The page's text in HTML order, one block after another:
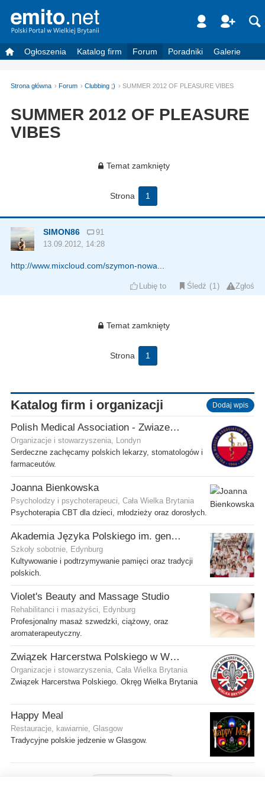
Ogłoszenia Katalog firm Forum Poradniki Galerie
Strona główna Forum Clubbing ;) SUMMER 2012 OF PLEASURE VIBES
SUMMER 2012 OF PLEASURE
VIBES
Temat zamknięty
Strona 1
SIMON86
91
13.09.2012, 14:28
http://www.mixcloud.com/szymon-nowa...
Lubię to Śledź 1 Zgłoś
Temat zamknięty
Strona 1
Katalog firm i organizacji Dodaj wpis
Polish Medical Association - Zwiazek Lekarzy Polskich w Wielkiej Brytanii
Organizacje i stowarzyszenia, Londyn
Serdeczne zachęcamy polskich lekarzy, stomatologów i
farmaceutów.
Joanna Bienkowska
Psycholodzy i psychoterapeuci, Cała Wielka Brytania
Psychoterapia CBT dla dzieci, młodzieży oraz dorosłych.
Akademia Języka Polskiego im. gen. Stanisława Maczka przy ECP
Szkoły sobotnie, Edynburg
Kultywowanie i podtrzymywanie pamięci oraz tradycji
polskich.
Violet's Beauty and Massage Studio
Rehabilitanci i masażyści, Edynburg
Profesjonalny masaż szwedzki, ciążowy, oraz
aromaterapeutyczny.
Związek Harcerstwa Polskiego w Wielkiej Brytanii
Organizacje i stowarzyszenia, Cała Wielka Brytania
Związek Harcerstwa Polskiego. Okręg Wielka Brytania
Happy Meal
Restauracje, kawiarnie, Glasgow
Tradycyjne polskie jedzenie w Glasgow.